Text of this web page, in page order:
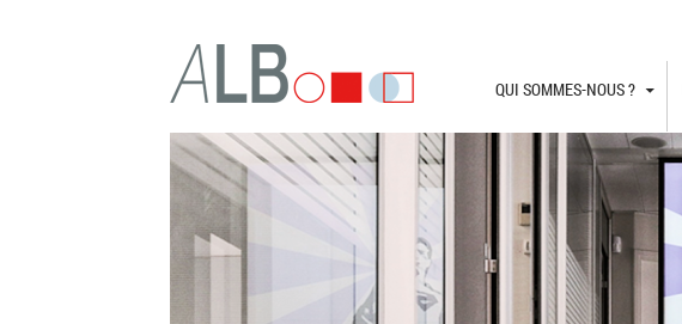
QUI SOMMES-NOUS ?